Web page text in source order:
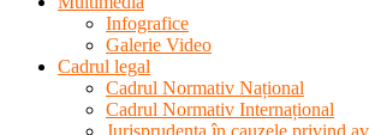
Infografice
Galerie Video
Cadrul legal
Cadrul Normativ Național
Cadrul Normativ Internațional
Jurisprudența în cauzele privind